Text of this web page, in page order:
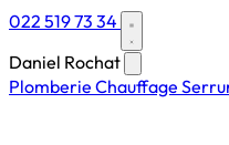
022 519 73 34
Daniel Rochat
Plomberie Chauffage